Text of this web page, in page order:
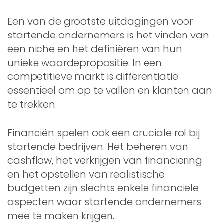
Een van de grootste uitdagingen voor
startende ondernemers is het vinden van
een niche en het definiëren van hun
unieke waardepropositie. In een
competitieve markt is differentiatie
essentieel om op te vallen en klanten aan
te trekken.
Financiën spelen ook een cruciale rol bij
startende bedrijven. Het beheren van
cashflow, het verkrijgen van financiering
en het opstellen van realistische
budgetten zijn slechts enkele financiële
aspecten waar startende ondernemers
mee te maken krijgen.